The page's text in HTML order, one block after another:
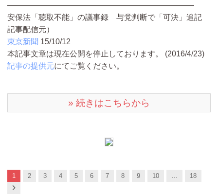
――――――――――――――――――――――――
安保法「聴取不能」の議事録 与党判断で「可決」追記
記事配信元）
東京新聞 15/10/12
本記事文章は現在公開を停止しております。 (2016/4/23)
記事の提供元にてご覧ください。
» 続きはこちらから
1 2 3 4 5 6 7 8 9 10 …
18
Next